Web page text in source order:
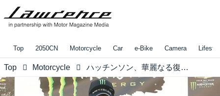
Top 2050CN Motorcycle Car e-Bike Camera
Top Motorcycle ハッチンソン、華麗なる復活劇でスーパースポーツTTに勝利！